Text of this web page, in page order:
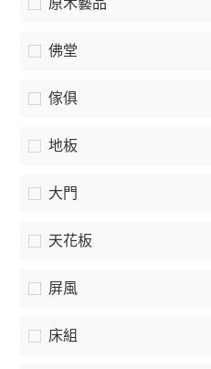
原木藝品
佛堂
傢俱
地板
大門
天花板
屏風
床組